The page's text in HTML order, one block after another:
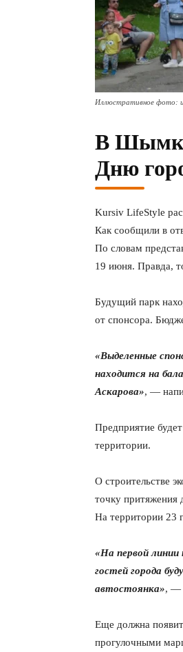
Иллюстративное фото:
В
Дню
Kursiv LifeStyle
Как сообщили в
По словам
19 июня. Правда,
Будущий парк
от спонсора.
«Выделенные
находится на
Аскарова», —
Предприятие
территории.
О строительстве
точку притяжения
На территории 23
«На первой линии
гостей города
автостоянка», —
Еще должна
прогулочными